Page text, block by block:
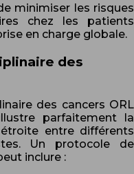
minimiser les risques
chez les patients
en charge globale.
des
des cancers ORL
parfaitement la
entre différents
Un protocole de
inclure :